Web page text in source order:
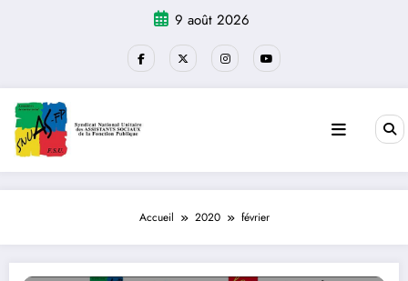
9 août 2026
Accueil 2020 février